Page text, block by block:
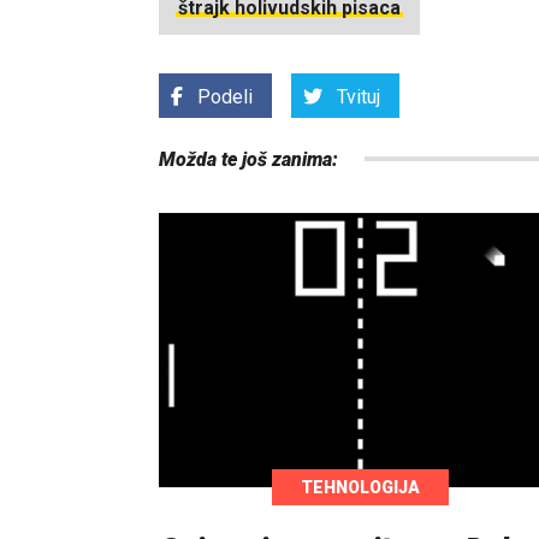
štrajk holivudskih pisaca
Podeli Tvituj
Možda te još zanima:
TEHNOLOGIJA